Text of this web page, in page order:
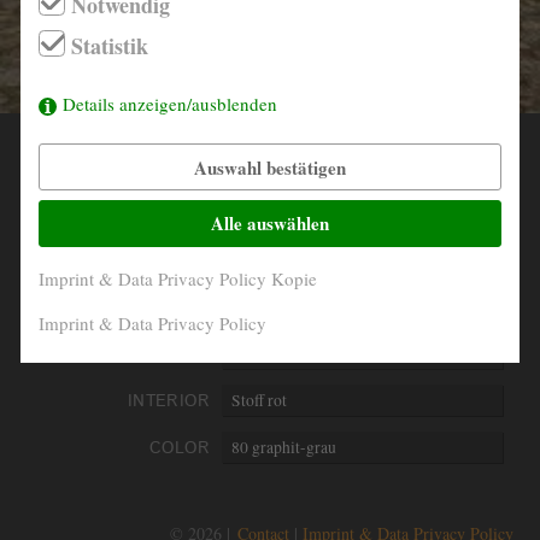
YEAR 1962
88.857 Km abgelesen
INTERIOR Stoff rot
COLOR 80 graphit-grau
© 2026 | Contact Imprint & Data Privacy Policy
Statistik
Details anzeigen/ausblenden
Auswahl bestätigen
Alle auswählen
Imprint & Data Privacy Policy Kopie
Imprint & Data Privacy Policy